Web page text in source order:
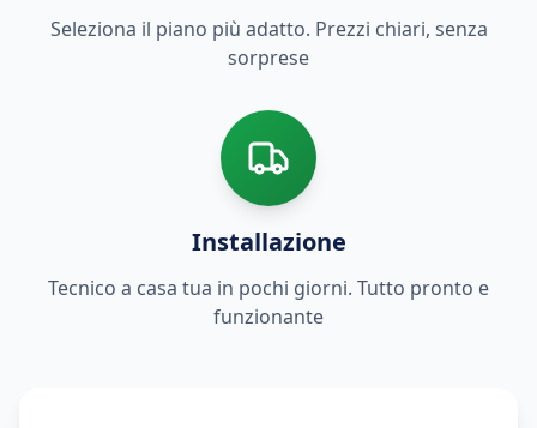
Seleziona il piano più adatto. Prezzi chiari, senza
sorprese
Installazione
Tecnico a casa tua in pochi giorni. Tutto pronto e
funzionante